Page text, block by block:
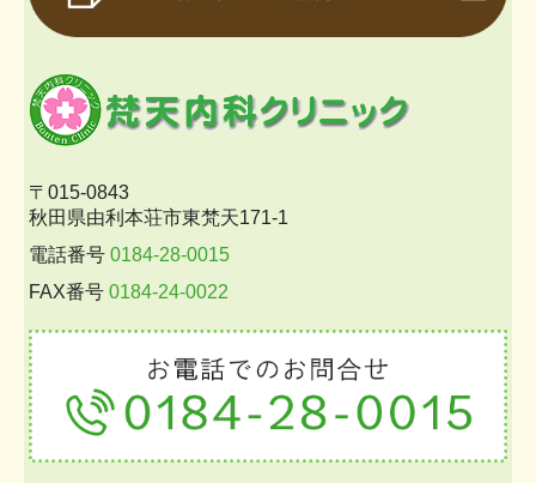
〒015-0843
秋田県由利本荘市東梵天171-1
電話番号0184-28-0015
FAX番号0184-24-0022